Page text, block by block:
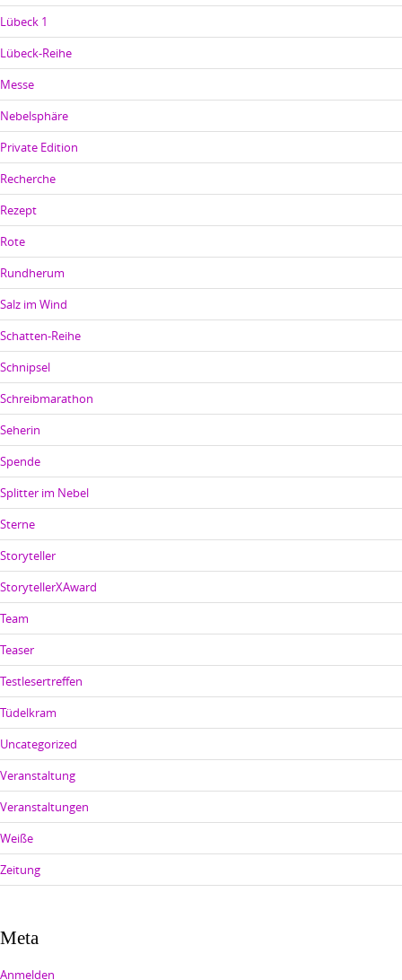
Lübeck 1
Lübeck-Reihe
Messe
Nebelsphäre
Private Edition
Recherche
Rezept
Rote
Rundherum
Salz im Wind
Schatten-Reihe
Schnipsel
Schreibmarathon
Seherin
Spende
Splitter im Nebel
Sterne
Storyteller
StorytellerXAward
Team
Teaser
Testlesertreffen
Tüdelkram
Uncategorized
Veranstaltung
Veranstaltungen
Weiße
Zeitung
Meta
Anmelden